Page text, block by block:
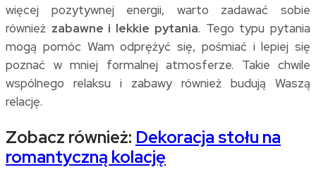
więcej pozytywnej energii, warto zadawać sobie
również zabawne i lekkie pytania. Tego typu pytania
mogą pomóc Wam odprężyć się, pośmiać i lepiej się
poznać w mniej formalnej atmosferze. Takie chwile
wspólnego relaksu i zabawy również budują Waszą
relację.
Zobacz również: Dekoracja stołu na
romantyczną kolację